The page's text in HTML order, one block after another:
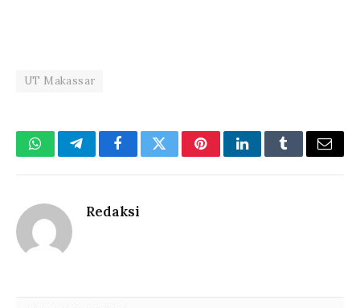
UT Makassar
WhatsAppTelegramFacebookTwitterPinterestLinkedInTumblrEmail
Redaksi